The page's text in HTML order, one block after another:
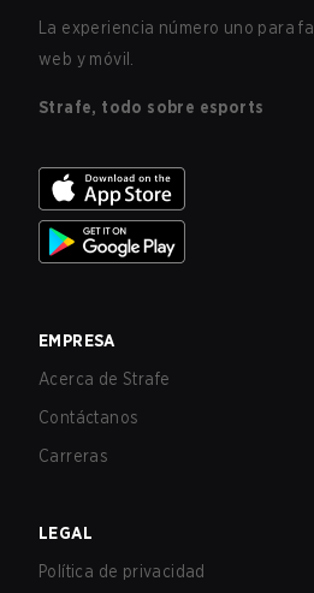
La experiencia número uno para
web y móvil.
Strafe, todo sobre esports
EMPRESA
Acerca de Strafe
Contáctanos
Carreras
LEGAL
Política de privacidad